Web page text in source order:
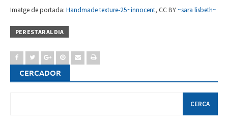
Imatge de portada: Handmade texture-25~innocent, CC BY~sara lisbeth~
PER ESTAR AL DIA
CERCADOR